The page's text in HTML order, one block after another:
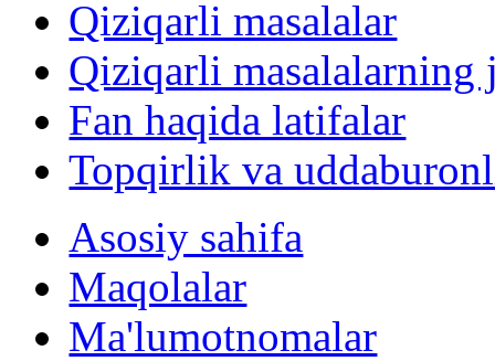
Qiziqarli masalalar
Qiziqarli masalalarning
Fan haqida latifalar
Topqirlik va
Asosiy sahifa
Maqolalar
Ma'lumotnomalar